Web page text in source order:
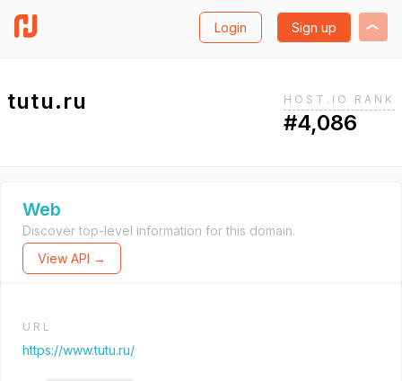
Login Sign up
tutu.ru HOST.IO RANK
#4,086
Web
Discover top-level information for this domain.
View API →
URL
https://www.tutu.ru/